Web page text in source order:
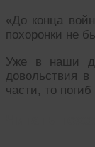
«До конца
похоронки не
Уже в наши
довольствия
части, то